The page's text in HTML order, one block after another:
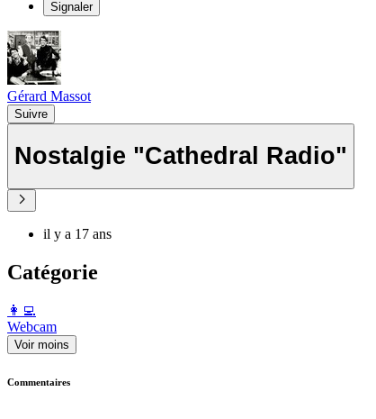
Signaler
Gérard Massot
Suivre
Nostalgie "Cathedral Radio"
il y a 17 ans
Catégorie
️👩‍💻️
Webcam
Voir moins
Commentaires